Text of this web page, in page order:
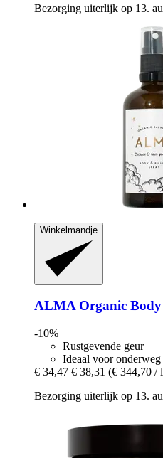
Bezorging uiterlijk op 13.
Winkelmandje
ALMAOrganic
-10%
Rustgevende geur
Ideaal voor onderweg
€ 34,47 € 38,31 (€ 344,70 /
Bezorging uiterlijk op 13.